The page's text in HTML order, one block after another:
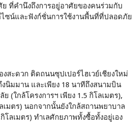
ที่คำนึงถึงการอยู่อาศัยของคนร่วมกับ
ไซน์และฟังก์ชั่นการใช้งานพื้นที่ที่ปลอดภัย
งสะดวก ติดถนนซุปเปอร์ไฮเวย์เชียงใหม่
งนิมมาน และเพียง 18 นาทีถึงสนามบิน
(ใกล้โครงการฯ เพียง 1.5 กิโลเมตร),
เมตร) นอกจากนั้นยังใกล้สถานพยาบาล
โลเมตร) ทำเลศักยภาพทั้งซื้อทั้งอยู่เอง